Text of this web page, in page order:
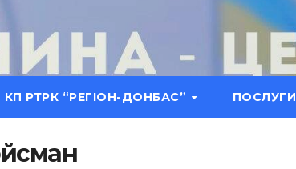
КП РТРК “РЕГІОН-ДОНБАС” ПОСЛУГИ